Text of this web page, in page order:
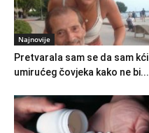
Najnovije
Pretvarala sam se da sam kći
umirućeg čovjeka kako ne bi...